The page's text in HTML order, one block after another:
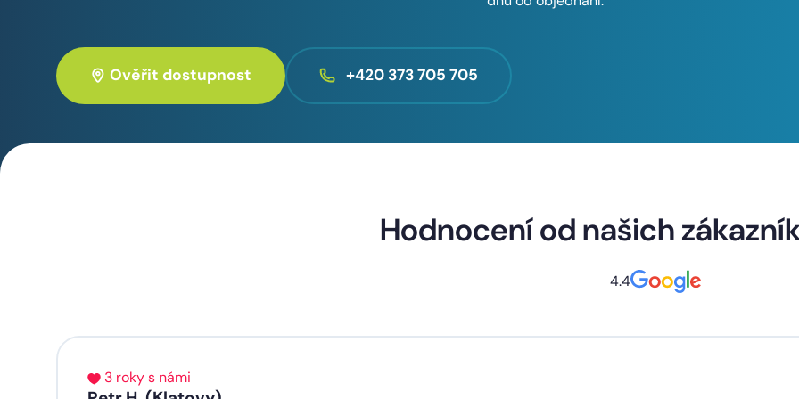
Ověřit dostupnost +420 373 705 705
Hodnocení od našich
4.4
3 roky s námi